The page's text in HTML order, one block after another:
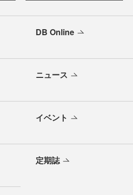
DB Online
ニュース
イベント
定期誌